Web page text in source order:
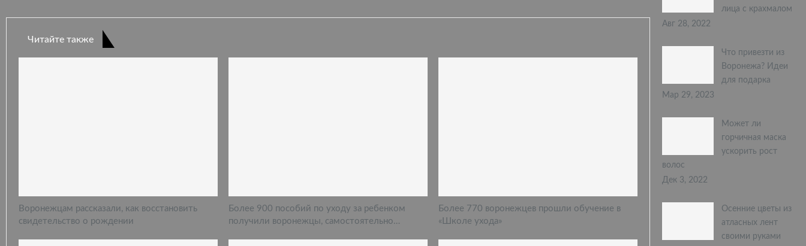
Читайте также
Воронежцам рассказали, как восстановить
свидетельство о рождении
Более 900 пособий по уходу за ребенком
получили воронежцы, самостоятельно…
Более 770 воронежцев прошли обучение в
«Школе ухода»
лица с крахмалом
Авг 28, 2022
Что привезти из
Воронежа? Идеи
для подарка
Мар 29, 2023
Может ли
горчичная маска
ускорить рост
волос
Дек 3, 2022
Осенние цветы из
атласных лент
своими руками